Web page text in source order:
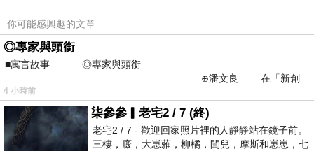
宇宙夫人實體門市在桃園中壢，對面是中壢
運動園區（正在施工中）
周邊景點有：中原夜市、中原文創園區、馬
祖新村眷村文創園區、忠貞市場
除了實體門市也有經營網路通路，想吃不必
親臨現場，透過網路下單也可以吃的到喔！
你可能感興趣的文章
◎專家與頭銜
■寓言故事 ◎專家與頭銜
⊕潘文良 在「新創
之谷」裡——
4 小時前
柒參參▎老宅2 / 7 (終)
老宅2 / 7 - 歡迎回家照片裡的人靜靜站在鏡子前。
三樓，廄，大崽蕥，柳橘，閆兒，摩斯和崽崽，七